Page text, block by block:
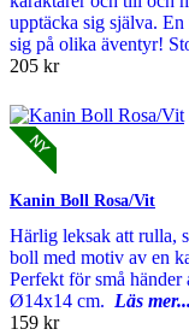
upptäcka sig själva.
sig på olika äventyr!
205 kr
Kanin Boll Rosa/Vit
Härlig leksak att rulla,
boll med motiv av en
Perfekt för små händer
Ø14x14 cm. Läs mer...
159 kr